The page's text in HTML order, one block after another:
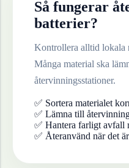
Så fungerar
batterier?
Kontrollera alltid lokala
Många material ska
återvinningsstationer.
✅ Sortera materialet
✅ Lämna till
✅ Hantera farligt avfall
✅ Återanvänd när det